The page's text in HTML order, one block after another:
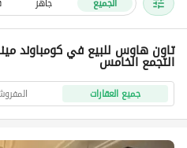
تاون هاوس للبيع في كومباوند
التجمع الخامس
جميع العقارات